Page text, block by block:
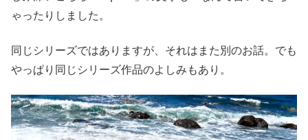
ゃったりしました。
同じシリーズではありますが、それはまた別のお話。でも
やっぱり同じシリーズ作品のよしみもあり。